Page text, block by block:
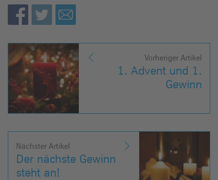
Vorheriger Artikel
1. Advent und 1.
Gewinn
Nächster Artikel
Der nächste Gewinn
steht an!